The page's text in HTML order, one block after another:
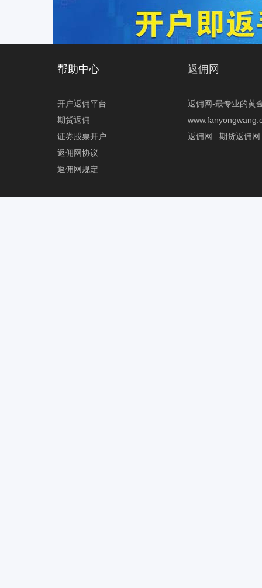
帮助中心
开户返佣平台
期货返佣
证券股票开户
返佣网协议
返佣网规定
返佣网
返佣网-最专业的黄
返佣网
期货返佣网